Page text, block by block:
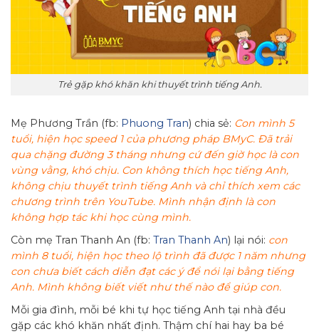
Trẻ gặp khó khăn khi thuyết trình tiếng Anh.
Mẹ Phương Trần (fb: Phuong Tran) chia sẻ: Con mình 5
tuổi, hiện học speed 1 của phương pháp BMyC. Đã trải
qua chặng đường 3 tháng nhưng cứ đến giờ học là con
vùng vằng, khó chịu. Con không thích học tiếng Anh,
không chịu thuyết trình tiếng Anh và chỉ thích xem các
chương trình trên YouTube. Mình nhận định là con
không hợp tác khi học cùng mình.
Còn mẹ Tran Thanh An (fb: Tran Thanh An) lại nói: con
mình 8 tuổi, hiện học theo lộ trình đã được 1 năm nhưng
con chưa biết cách diễn đạt các ý để nói lại bằng tiếng
Anh. Mình không biết viết như thế nào để giúp con.
Mỗi gia đình, mỗi bé khi tự học tiếng Anh tại nhà đều
gặp các khó khăn nhất định. Thậm chí hai hay ba bé